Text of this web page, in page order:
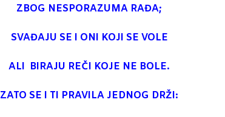
ZBOG NESPORAZUMA RAĐA;
SVAĐAJU SE I ONI KOJI SE VOLE
ALI BIRAJU REČI KOJE NE BOLE.
ZATO SE I TI PRAVILA JEDNOG DRŽI: